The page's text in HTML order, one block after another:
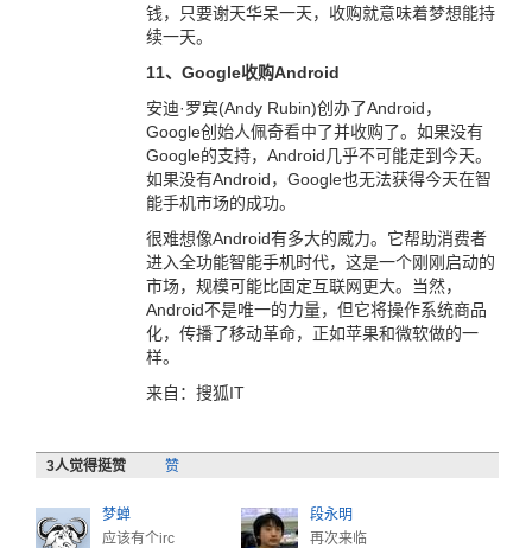
钱，只要谢天华呆一天，收购就意味着梦想能持
续一天。
11、Google收购Android
安迪·罗宾(Andy Rubin)创办了Android，
Google创始人佩奇看中了并收购了。如果没有
Google的支持，Android几乎不可能走到今天。
如果没有Android，Google也无法获得今天在智
能手机市场的成功。
很难想像Android有多大的威力。它帮助消费者
进入全功能智能手机时代，这是一个刚刚启动的
市场，规模可能比固定互联网更大。当然，
Android不是唯一的力量，但它将操作系统商品
化，传播了移动革命，正如苹果和微软做的一
样。
来自：搜狐IT
3人觉得挺赞 赞
梦蝉
应该有个irc
段永明
再次来临